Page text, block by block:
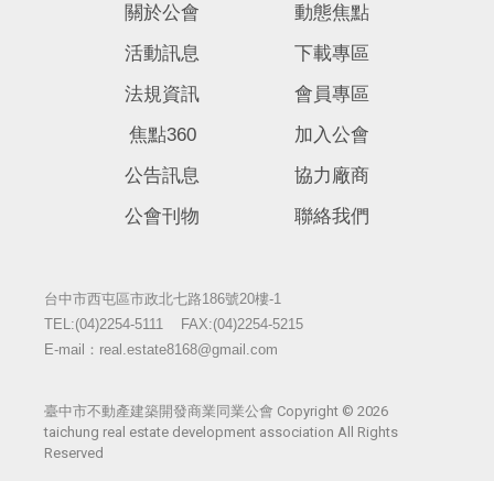
關於公會
活動訊息
法規資訊
焦點360
公告訊息
公會刊物
動態焦點
下載專區
會員專區
加入公會
協力廠商
聯絡我們
台中市西屯區市政北七路186號20樓-1
TEL:(04)2254-5111
FAX:(04)2254-5215
E-mail：real.estate8168@gmail.com
臺中市不動產建築開發商業同業公會 Copyright © 2026
taichung real estate development association All Rights
Reserved